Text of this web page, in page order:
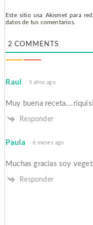
Este sitio usa Akismet para
datos de tus comentarios.
2 COMMENTS
Raul 5 años ago
Muy buena
Responder
Paula 6 meses ago
Muchas gracias soy
Responder